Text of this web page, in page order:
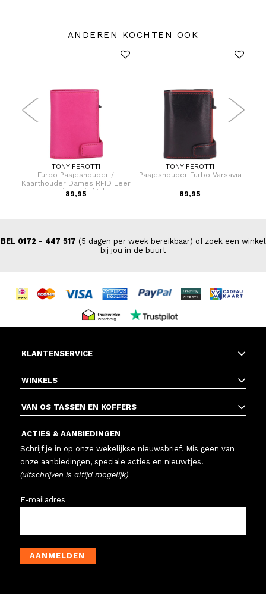
ANDEREN KOCHTEN OOK
TONY PEROTTI
Furbo Pasjeshouder /
Kaarthouder Dames RFID Leer
voor pasjes, briefgeld en
kleingeld
89,95
TONY PEROTTI
Pasjeshouder Furbo Varsavia
89,95
BEL 0172 - 447 517 (5 dagen per week bereikbaar) of zoek een winkel
bij jou in de buurt
KLANTENSERVICE
WINKELS
VAN OS TASSEN EN KOFFERS
ACTIES & AANBIEDINGEN
Schrijf je in op onze wekelijkse nieuwsbrief. Mis geen van
onze aanbiedingen, speciale acties en nieuwtjes.
(uitschrijven is altijd mogelijk)
E-mailadres
AANMELDEN